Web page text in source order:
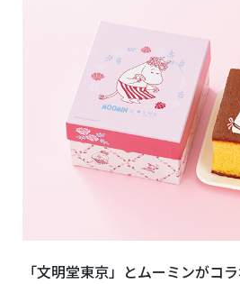
「文明堂東京」とムーミンがコ